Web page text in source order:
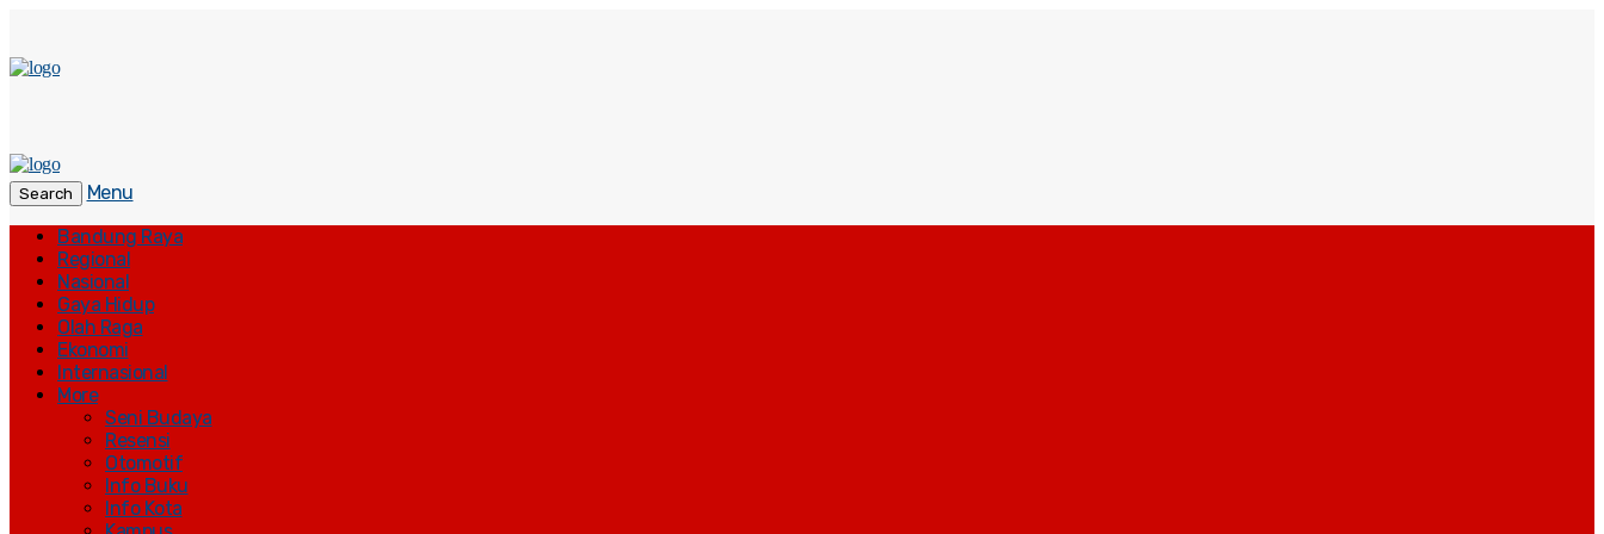
Search
Menu
Bandung Raya
Regional
Nasional
Gaya Hidup
Olah Raga
Ekonomi
Internasional
More
Seni Budaya
Resensi
Otomotif
Info Buku
Info Kota